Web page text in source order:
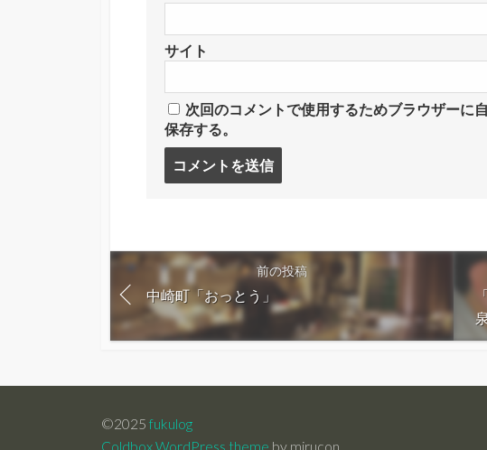
サイト
次回のコメントで使用するためブラウザーに
保存する。
る
前の投稿
中崎町「おっとう」
©2025 fukulog
Coldbox WordPress theme by mirucon